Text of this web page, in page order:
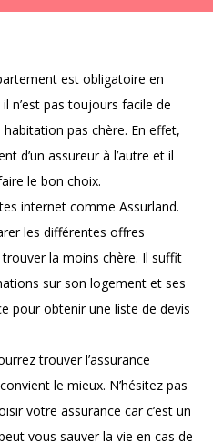
est obligatoire en
n’est pas toujours facile de
habitation pas chère. En effet,
d’un assureur à l’autre et il
le bon choix.
internet comme Assurland.
les différentes offres
la moins chère. Il suffit
sur son logement et ses
pour obtenir une liste de devis
trouver l’assurance
le mieux. N’hésitez pas
votre assurance car c’est un
vous sauver la vie en cas de